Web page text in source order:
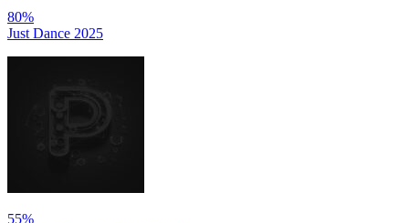
80%
Just Dance 2025
55%